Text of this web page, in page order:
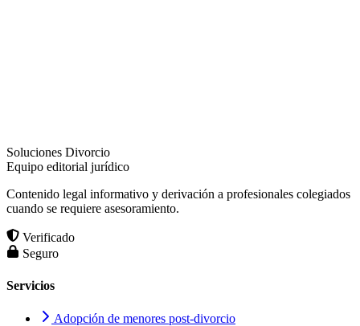
Soluciones Divorcio
Equipo editorial jurídico
Contenido legal informativo y derivación a profesionales colegiados
cuando se requiere asesoramiento.
Verificado
Seguro
Servicios
Adopción de menores post-divorcio